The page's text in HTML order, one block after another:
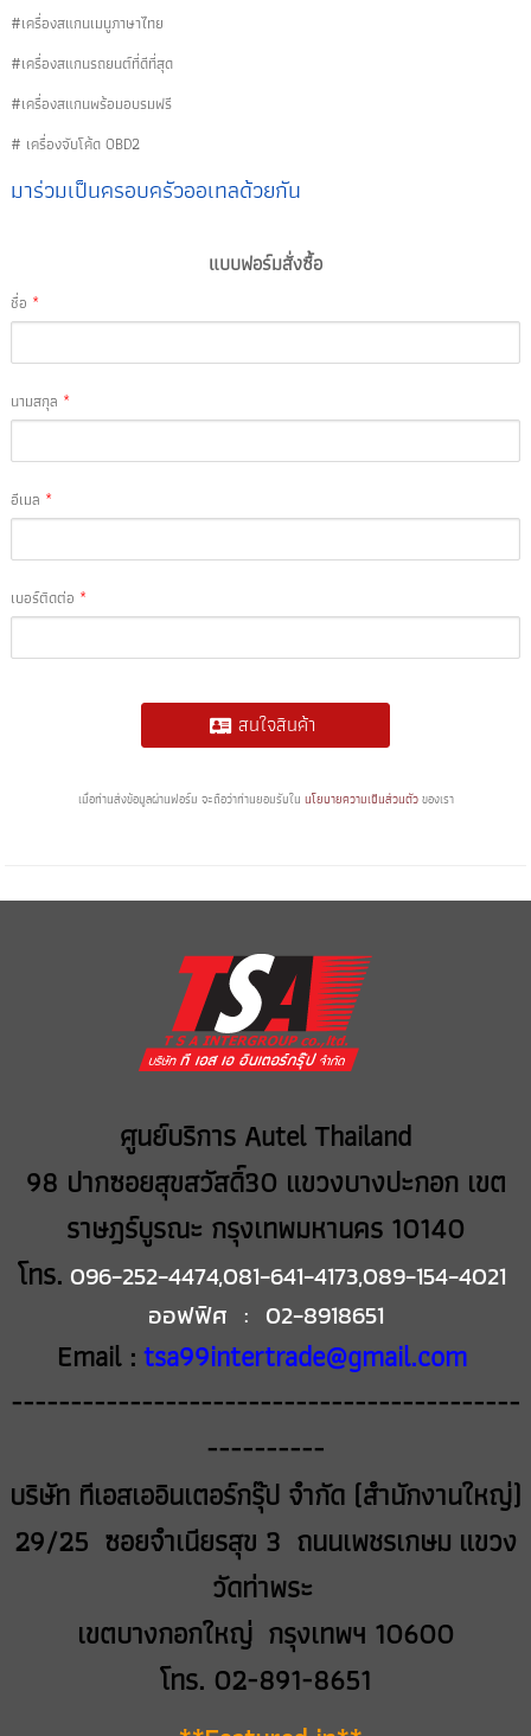
#เครื่องสแกนเมนูภาษาไทย
#เครื่องสแกนรถยนต์ที่ดีที่สุด
#เครื่องสแกนพร้อมอบรมฟรี
# เครื่องจับโค้ด OBD2
มาร่วมเป็นครอบครัวออเทลด้วยกัน
แบบฟอร์มสั่งซื้อ
ชื่อ *
นามสกุล *
อีเมล *
เบอร์ติดต่อ *
สนใจสินค้า
เมื่อท่านส่งข้อมูลผ่านฟอร์ม จะถือว่าท่านยอมรับใน นโยบายความเป็นส่วนตัวของเรา
ศูนย์บริการ Autel Thailand
98 ปากซอยสุขสวัสดิ์30 แขวงบางปะกอก เขต
ราษฎร์บูรณะ กรุงเทพมหานคร 10140
โทร. 096-252-4474,081-641-4173,089-154-4021
ออฟฟิศ : 02-8918651
Email :tsa99intertrade@gmail.com
-------------------------------------------
----------
บริษัท ทีเอสเออินเตอร์กรุ๊ป จำกัด (สำนักงานใหญ่)
29/25 ซอยจำเนียรสุข 3 ถนนเพชรเกษม แขวง
วัดท่าพระ
เขตบางกอกใหญ่ กรุงเทพฯ 10600
โทร. 02-891-8651